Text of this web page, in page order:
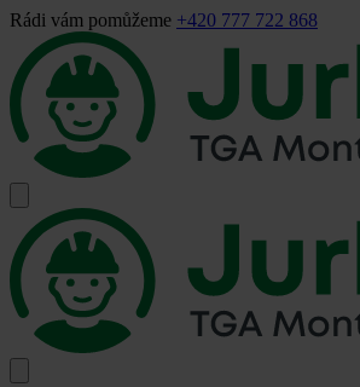
Rádi vám pomůžeme +420 777 722 868